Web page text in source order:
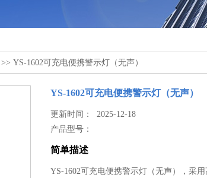
>> YS-1602可充电便携警示灯（无声）
YS-1602可充电便携警示灯（无声）
更新时间： 2025-12-18
产品型号：
简单描述
YS-1602可充电便携警示灯（无声），采